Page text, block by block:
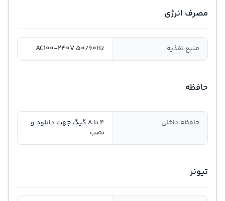
مصرف انرژی
منبع تغذیه AC100-240V 50/60Hz
حافظه
حافظه داخلی
4 تا 8 گیگ جهت دانلود و
نصب
تیونر